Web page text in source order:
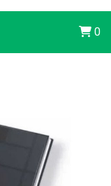
0